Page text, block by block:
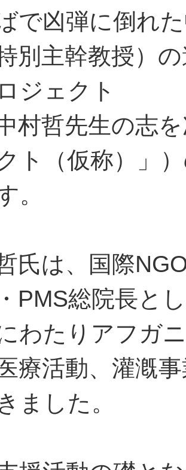
で凶弾に倒れ
別主幹教授）
ジェクト
中村哲先生の志
ト（仮称）」
。
氏は、国際
PMS総院長と
わたりアフガ
療活動、灌漑
ました。